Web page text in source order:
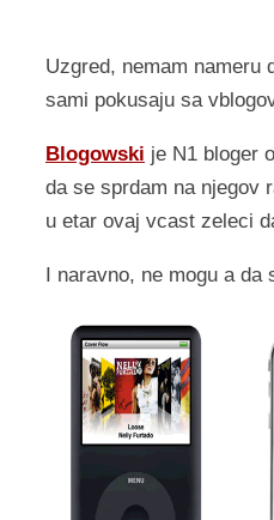
Uzgred, nemam nameru
sami pokusaju sa
Blogowski je N1 bloger
da se sprdam na njegov
u etar ovaj vcast zeleci
I naravno, ne mogu a